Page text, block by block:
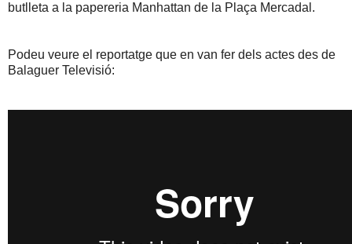
butlleta a la papereria Manhattan de la Plaça Mercadal.
Podeu veure el reportatge que en van fer dels actes des de
Balaguer Televisió: